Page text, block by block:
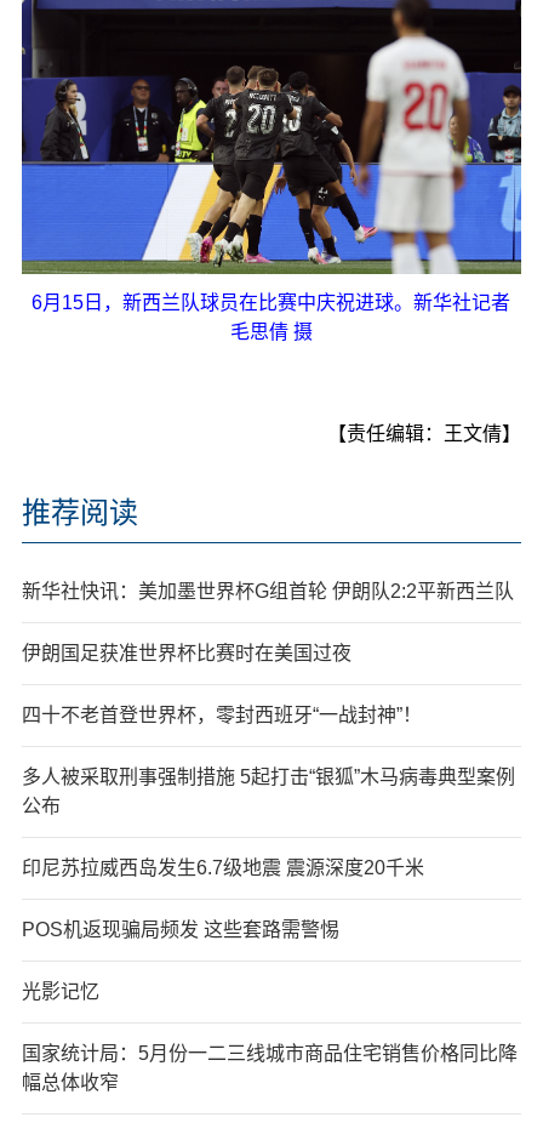
6月15日，新西兰队球员在比赛中庆祝进球。新华社记者
毛思倩 摄
【责任编辑：王文倩】
推荐阅读
新华社快讯：美加墨世界杯G组首轮 伊朗队2:2平新西兰队
伊朗国足获准世界杯比赛时在美国过夜
四十不老首登世界杯，零封西班牙“一战封神”！
多人被采取刑事强制措施 5起打击“银狐”木马病毒典型案例
公布
印尼苏拉威西岛发生6.7级地震 震源深度20千米
POS机返现骗局频发 这些套路需警惕
光影记忆
国家统计局：5月份一二三线城市商品住宅销售价格同比降
幅总体收窄